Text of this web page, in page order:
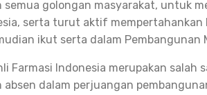
semua golongan masyarakat, untuk
serta turut aktif mempertahankan
ikut serta dalam Pembangunan
Farmasi Indonesia merupakan salah
dalam perjuangan